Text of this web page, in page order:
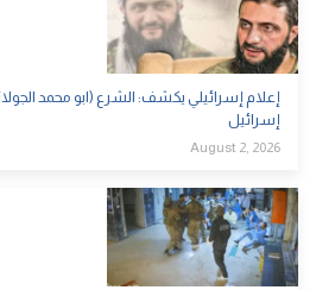
إعلام إسرائيلي يكشف: الشرع (ابو محمد
إسرائيل
August 2, 2026